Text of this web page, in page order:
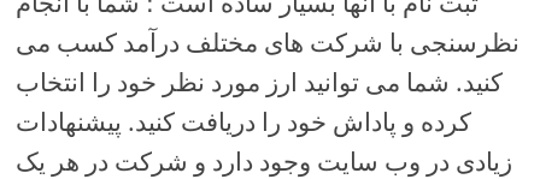
نظرسنجی با شرکت های مختلف درآمد کسب می
کنید. شما می توانید ارز مورد نظر خود را انتخاب
کرده و پاداش خود را دریافت کنید. پیشنهادات
زیادی در وب سایت وجود دارد و شرکت در هر یک